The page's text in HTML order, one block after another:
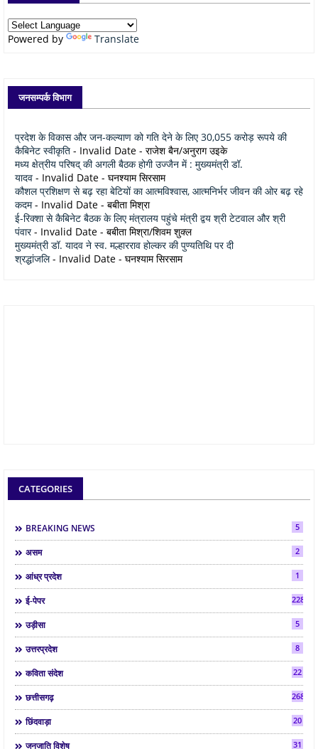
Powered by Translate
जनसम्पर्क विभाग
प्रदेश के विकास और जन-कल्याण को गति देने के लिए 30,055 करोड़ रूपये की
कैबिनेट स्वीकृति - Invalid Date - राजेश बैन/अनुराग उइके
मध्य क्षेत्रीय परिषद् की अगली बैठक होगी उज्जैन में : मुख्यमंत्री डॉ.
यादव - Invalid Date - घनश्याम सिरसाम
कौशल प्रशिक्षण से बढ़ रहा बेटियों का आत्मविश्वास, आत्मनिर्भर जीवन की ओर बढ़ रहे
कदम- Invalid Date - बबीता मिश्रा
ई-रिक्शा से कैबिनेट बैठक के लिए मंत्रालय पहुंचे मंत्री द्वय श्री टेटवाल और श्री
पंवार- Invalid Date - बबीता मिश्रा/शिवम शुक्ल
मुख्यमंत्री डॉ. यादव ने स्व. मल्हारराव होल्कर की पुण्यतिथि पर दी
श्रद्धांजलि- Invalid Date - घनश्याम सिरसाम
CATEGORIES
BREAKING NEWS 5
असम 2
आंध्र प्रदेश 1
ई-पेपर 2286
उड़ीसा 5
उत्तरप्रदेश 8
कविता संदेश 22
छत्तीसगढ़ 268
छिंदवाड़ा 20
जनजाति विशेष 31